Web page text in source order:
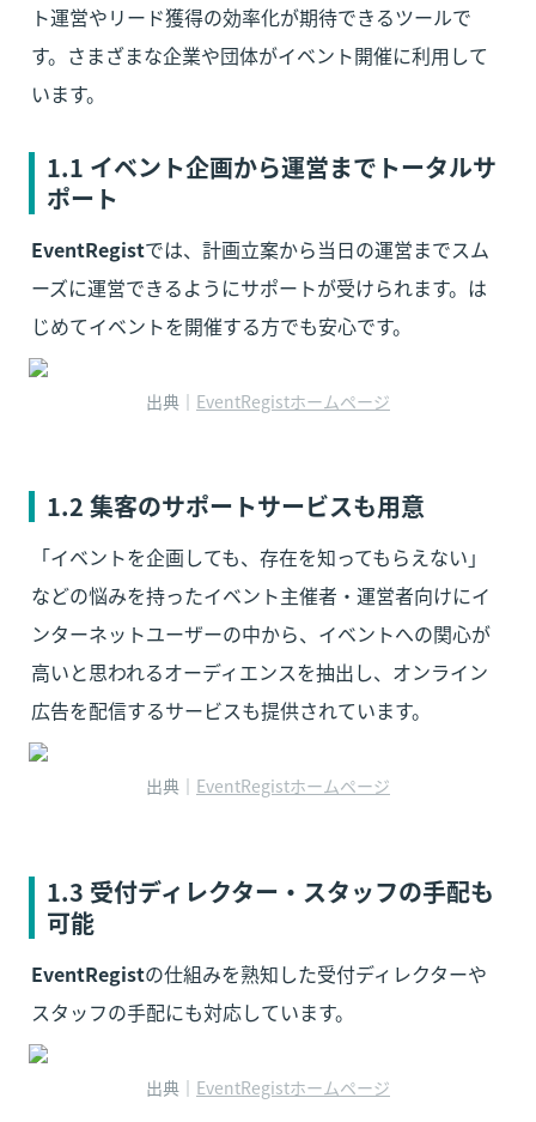
ト運営やリード獲得の効率化が期待できるツールで
す。さまざまな企業や団体がイベント開催に利用して
います。
1.1 イベント企画から運営までトータルサ
ポート
EventRegistでは、計画立案から当日の運営までスム
ーズに運営できるようにサポートが受けられます。は
じめてイベントを開催する方でも安心です。
出典｜ EventRegistホームページ
1.2 集客のサポートサービスも用意
「イベントを企画しても、存在を知ってもらえない」
などの悩みを持ったイベント主催者・運営者向けにイ
ンターネットユーザーの中から、イベントへの関心が
高いと思われるオーディエンスを抽出し、オンライン
広告を配信するサービスも提供されています。
出典｜ EventRegistホームページ
1.3 受付ディレクター・スタッフの手配も
可能
EventRegistの仕組みを熟知した受付ディレクターや
スタッフの手配にも対応しています。
出典｜ EventRegistホームページ